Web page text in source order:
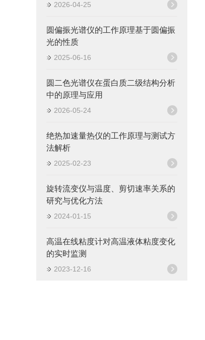
2026-04-25
圆偏振光谱仪的工作原理基于圆偏振
光的性质
2025-06-16
圆二色光谱仪在蛋白质二级结构分析
中的原理与应用
2026-05-24
绝热加速量热仪的工作原理与测试方
法解析
2025-02-23
旋转流变仪与温度、剪切速率关系的
研究与优化方法
2024-01-15
高温在线粘度计对高温液体粘度变化
的实时监测
2023-12-16